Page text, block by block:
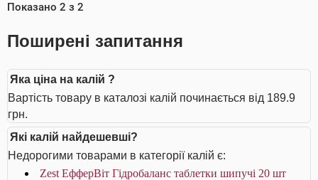
Показано 2 з 2
Поширені запитання
Яка ціна на калій ?
Вартість товару в каталозі калій починається від 189.9
грн.
Які калій найдешевші?
Недорогими товарами в категорії калій є:
Zest ЕфферВіт Гідробаланс таблетки шипучі 20 шт